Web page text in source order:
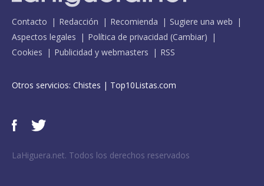
Contacto Redacción Recomienda
Sugiere una web
Aspectos legales
Política de privacidad (Cambiar)
Cookies
Publicidad y webmasters RSS
Otros servicios: Chistes | Top10Listas.com
LaHiguera.net. Todos los derechos reservados